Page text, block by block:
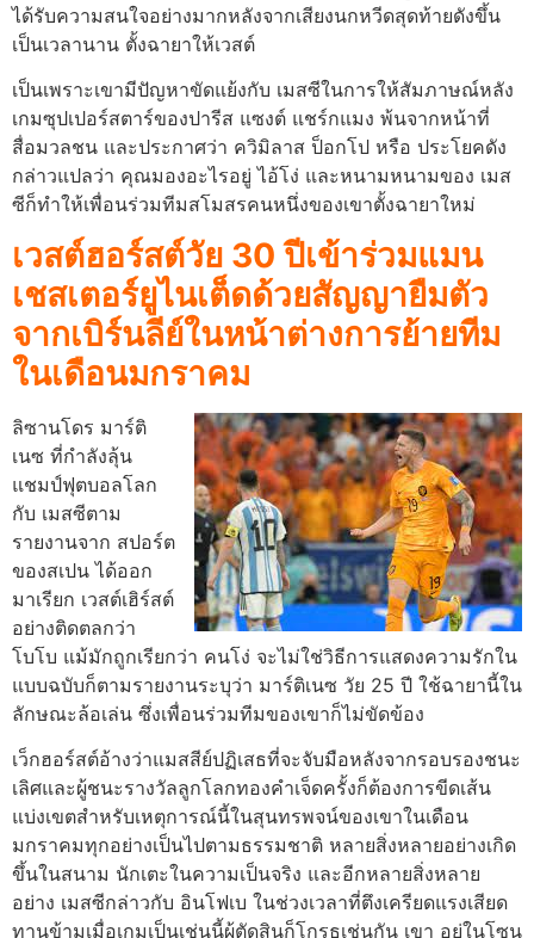
ได้รับความสนใจอย่างมากหลังจากเสียงนกหวีดสุดท้ายดังขึ้น
เป็นเวลานาน ตั้งฉายาให้เวสต์
เป็นเพราะเขามีปัญหาขัดแย้งกับ เมสซีในการให้สัมภาษณ์หลัง
เกมซุปเปอร์สตาร์ของปารีส แซงต์ แชร์กแมง พ้นจากหน้าที่
สื่อมวลชน และประกาศว่า ควิมิลาส ป็อกโป หรือ ประโยคดัง
กล่าวแปลว่า คุณมองอะไรอยู่ ไอ้โง่ และหนามหนามของ เมส
ซีก็ทำให้เพื่อนร่วมทีมสโมสรคนหนึ่งของเขาตั้งฉายาใหม่
เวสต์ฮอร์สต์วัย 30 ปีเข้าร่วมแมน
เชสเตอร์ยูไนเต็ดด้วยสัญญายืมตัว
จากเบิร์นลีย์ในหน้าต่างการย้ายทีม
ในเดือนมกราคม
ลิซานโดร มาร์ติ
เนซ ที่กำลังลุ้น
แชมป์ฟุตบอลโลก
กับ เมสซีตาม
รายงานจาก สปอร์ต
ของสเปน ได้ออก
มาเรียก เวสต์เฮิร์สต์
อย่างติดตลกว่า
โบโบ แม้มักถูกเรียกว่า คนโง่ จะไม่ใช่วิธีการแสดงความรักใน
แบบฉบับก็ตามรายงานระบุว่า มาร์ติเนซ วัย 25 ปี ใช้ฉายานี้ใน
ลักษณะล้อเล่น ซึ่งเพื่อนร่วมทีมของเขาก็ไม่ขัดข้อง
เว็กฮอร์สต์อ้างว่าแมสสีย์ปฏิเสธที่จะจับมือหลังจากรอบรองชนะ
เลิศและผู้ชนะรางวัลลูกโลกทองคําเจ็ดครั้งก็ต้องการขีดเส้น
แบ่งเขตสําหรับเหตุการณ์นี้ในสุนทรพจน์ของเขาในเดือน
มกราคมทุกอย่างเป็นไปตามธรรมชาติ หลายสิ่งหลายอย่างเกิด
ขึ้นในสนาม นักเตะในความเป็นจริง และอีกหลายสิ่งหลาย
อย่าง เมสซีกล่าวกับ อินโฟเบ ในช่วงเวลาที่ตึงเครียดแรงเสียด
ทานข้ามเมื่อเกมเป็นเช่นนี้ผู้ตัดสินก็โกรธเช่นกัน เขา อยู่ในโซน